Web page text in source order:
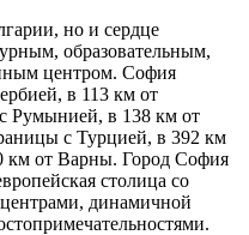
но и сердце
образовательным,
центром. София
в 113 км от
Румынией, в 138 км от
с Турцией, в 392 км
км от Варны. Город София
столица со
динамичной